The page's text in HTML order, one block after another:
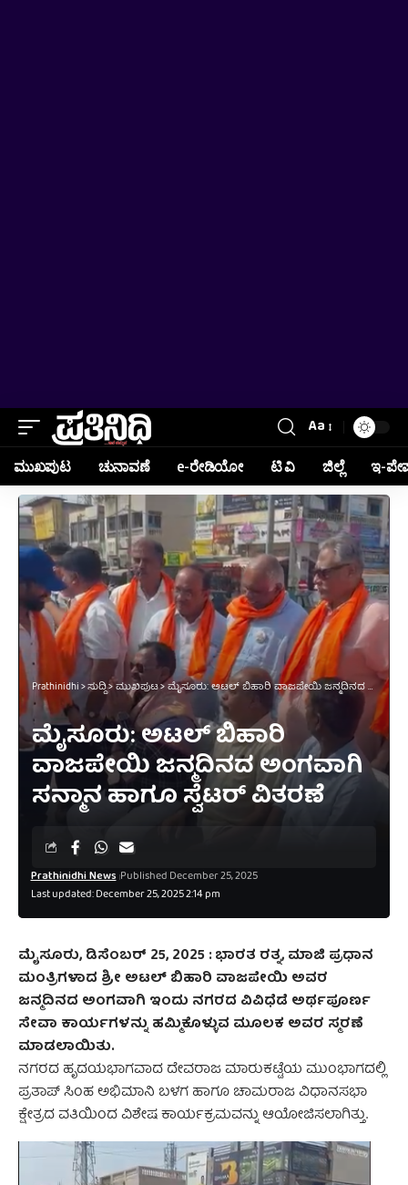
Aa
ಮುಖಪುಟ ಚುನಾವಣೆ e-ರೇಡಿಯೋ ಟಿ ವಿ ಜಿಲ್ಲೆ ಇ-
Prathinidhi>ಸುದ್ದಿ>ಮುಖಪುಟ>ಮೈಸೂರು: ಅಟಲ್ ಬಿಹಾರಿ ವಾಜಪೇಯಿ ಜನ್ಮದಿನದ ಅಂಗವಾಗಿ ಸನ್ಮಾನ ಹಾಗೂ ಸ್ವೆಟರ್ ವಿತರಣೆ
ಮೈಸೂರು: ಅಟಲ್ ಬಿಹಾರಿ
ವಾಜಪೇಯಿ ಜನ್ಮದಿನದ ಅಂಗವಾಗಿ
ಸನ್ಮಾನ ಹಾಗೂ ಸ್ವೆಟರ್ ವಿತರಣೆ
Last updated: December 25, 2025 2:14 pm
Prathinidhi News Published December 25, 2025
ಮೈಸೂರು, ಡಿಸೆಂಬರ್‌ 25, 2025 :ಭಾರತ ರತ್ನ, ಮಾಜಿ ಪ್ರಧಾನ
ಮಂತ್ರಿಗಳಾದ ಶ್ರೀ ಅಟಲ್ ಬಿಹಾರಿ ವಾಜಪೇಯಿ ಅವರ
ಜನ್ಮದಿನದ ಅಂಗವಾಗಿ ಇಂದು ನಗರದ ವಿವಿಧೆಡೆ ಅರ್ಥಪೂರ್ಣ
ಸೇವಾ ಕಾರ್ಯಗಳನ್ನು ಹಮ್ಮಿಕೊಳ್ಳುವ ಮೂಲಕ ಅವರ ಸ್ಮರಣೆ
ಮಾಡಲಾಯಿತು.
ನಗರದ ಹೃದಯಭಾಗವಾದ ದೇವರಾಜ ಮಾರುಕಟ್ಟೆಯ ಮುಂಭಾಗದಲ್ಲಿ
ಪ್ರತಾಪ್ ಸಿಂಹ ಅಭಿಮಾನಿ ಬಳಗ ಹಾಗೂ ಚಾಮರಾಜ ವಿಧಾನಸಭಾ
ಕ್ಷೇತ್ರದ ವತಿಯಿಂದ ವಿಶೇಷ ಕಾರ್ಯಕ್ರಮವನ್ನು ಆಯೋಜಿಸಲಾಗಿತ್ತು.